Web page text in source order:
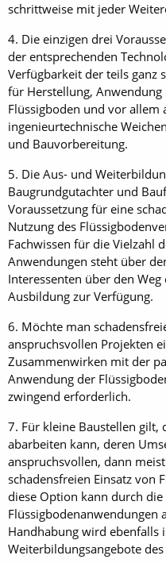
schrittweise mit jeder
4. Die einzigen drei
der entsprechenden
Verfügbarkeit der teils ganz
für Herstellung,
Flüssigboden und vor allem
ingenieurtechnische
und Bauvorbereitung.
5. Die Aus- und
Baugrundgutachter und
Voraussetzung für eine
Nutzung des
Fachwissen für die Vielzahl
Anwendungen steht über
Interessenten über den
Ausbildung zur Verfügung.
6. Möchte man
anspruchsvollen Projekten
Zusammenwirken mit der
Anwendung der
zwingend erforderlich.
7. Für kleine Baustellen gilt,
abarbeiten kann, deren
anspruchsvollen, dann
schadensfreien Einsatz von
diese Option kann durch
Flüssigbodenanwendungen
Handhabung wird ebenfalls
Weiterbildungsangebote